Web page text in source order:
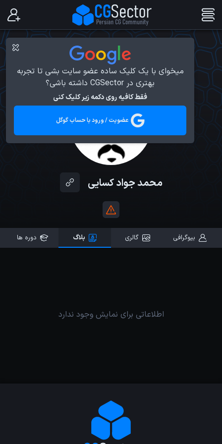
میخوای با یک کلیک ساده عضو سایت بشی تا تجربه
بهتری در CGSector داشته باشی؟
فقط کافیه روی دکمه زیر کلیک کنی
عضویت / ورود با حساب گوگل
محمد جواد کسایی
بیوگرافی گالری بلاگ دوره ها
اطلاعاتی برای نمایش وجود ندارد